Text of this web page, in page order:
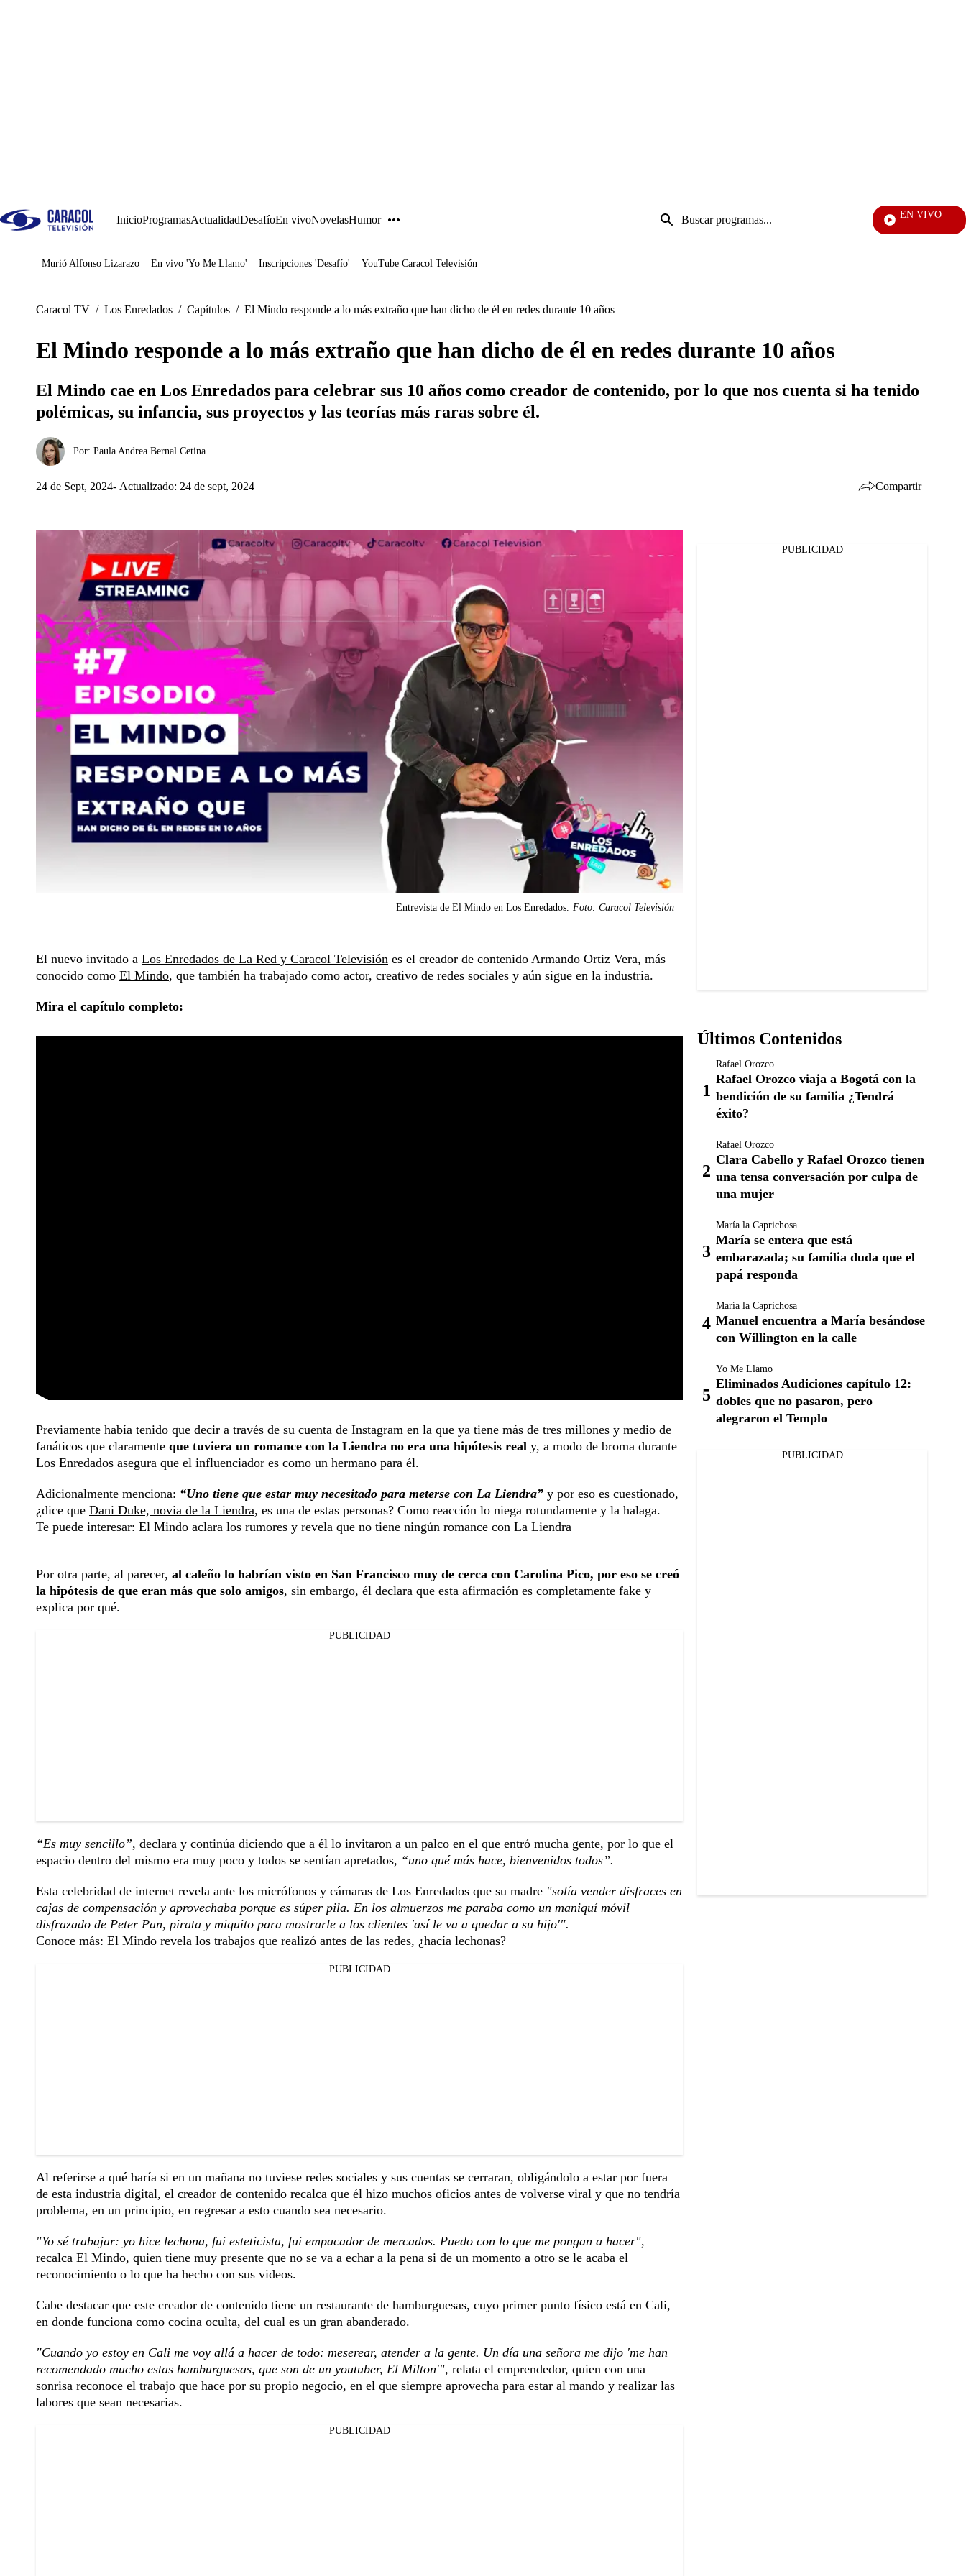
InicioProgramasActualidadDesafíoEn vivoNovelasHumor
Entrada
de
EN VIVO
Juegos
Murió Alfonso Lizarazo En vivo 'Yo Me Llamo' Inscripciones 'Desafío' YouTube Caracol Televisión
Caracol TV / Los Enredados / Capítulos / El Mindo responde a lo más extraño que han dicho de él en redes durante 10 años
El Mindo responde a lo más extraño que han dicho de él en redes durante 10 años
El Mindo cae en Los Enredados para celebrar sus 10 años como creador de contenido, por lo que nos cuenta si ha tenido
polémicas, su infancia, sus proyectos y las teorías más raras sobre él.
Por: Paula Andrea Bernal Cetina
24 de Sept, 2024 Actualizado: 24 de sept, 2024 Compartir
Entrevista de El Mindo en Los Enredados. Foto: Caracol Televisión
El nuevo invitado a Los Enredados de La Red y Caracol Televisión es el creador de contenido Armando Ortiz Vera, más
conocido como El Mindo, que también ha trabajado como actor, creativo de redes sociales y aún sigue en la industria.
Mira el capítulo completo:
Previamente había tenido que decir a través de su cuenta de Instagram en la que ya tiene más de tres millones y medio de
fanáticos que claramente que tuviera un romance con la Liendra no era una hipótesis real y, a modo de broma durante
Los Enredados asegura que el influenciador es como un hermano para él.
Adicionalmente menciona: “Uno tiene que estar muy necesitado para meterse con La Liendra” y por eso es cuestionado,
¿dice que Dani Duke, novia de la Liendra, es una de estas personas? Como reacción lo niega rotundamente y la halaga.
Te puede interesar: El Mindo aclara los rumores y revela que no tiene ningún romance con La Liendra
Por otra parte, al parecer, al caleño lo habrían visto en San Francisco muy de cerca con Carolina Pico, por eso se creó
la hipótesis de que eran más que solo amigos, sin embargo, él declara que esta afirmación es completamente fake y
explica por qué.
PUBLICIDAD
“Es muy sencillo”, declara y continúa diciendo que a él lo invitaron a un palco en el que entró mucha gente, por lo que el
espacio dentro del mismo era muy poco y todos se sentían apretados, “uno qué más hace, bienvenidos todos”.
Esta celebridad de internet revela ante los micrófonos y cámaras de Los Enredados que su madre "solía vender disfraces en
cajas de compensación y aprovechaba porque es súper pila. En los almuerzos me paraba como un maniquí móvil
disfrazado de Peter Pan, pirata y miquito para mostrarle a los clientes 'así le va a quedar a su hijo'".
Conoce más: El Mindo revela los trabajos que realizó antes de las redes, ¿hacía lechonas?
PUBLICIDAD
Al referirse a qué haría si en un mañana no tuviese redes sociales y sus cuentas se cerraran, obligándolo a estar por fuera
de esta industria digital, el creador de contenido recalca que él hizo muchos oficios antes de volverse viral y que no tendría
problema, en un principio, en regresar a esto cuando sea necesario.
"Yo sé trabajar: yo hice lechona, fui esteticista, fui empacador de mercados. Puedo con lo que me pongan a hacer",
recalca El Mindo, quien tiene muy presente que no se va a echar a la pena si de un momento a otro se le acaba el
reconocimiento o lo que ha hecho con sus videos.
Cabe destacar que este creador de contenido tiene un restaurante de hamburguesas, cuyo primer punto físico está en Cali,
en donde funciona como cocina oculta, del cual es un gran abanderado.
"Cuando yo estoy en Cali me voy allá a hacer de todo: meserear, atender a la gente. Un día una señora me dijo 'me han
recomendado mucho estas hamburguesas, que son de un youtuber, El Milton'", relata el emprendedor, quien con una
sonrisa reconoce el trabajo que hace por su propio negocio, en el que siempre aprovecha para estar al mando y realizar las
labores que sean necesarias.
PUBLICIDAD
PUBLICIDAD
Últimos Contenidos
Rafael Orozco
Rafael Orozco viaja a Bogotá con la
bendición de su familia ¿Tendrá
éxito?
Rafael Orozco
Clara Cabello y Rafael Orozco tienen
una tensa conversación por culpa de
una mujer
María la Caprichosa
María se entera que está
embarazada; su familia duda que el
papá responda
María la Caprichosa
Manuel encuentra a María besándose
con Willington en la calle
Yo Me Llamo
Eliminados Audiciones capítulo 12:
dobles que no pasaron, pero
alegraron el Templo
PUBLICIDAD